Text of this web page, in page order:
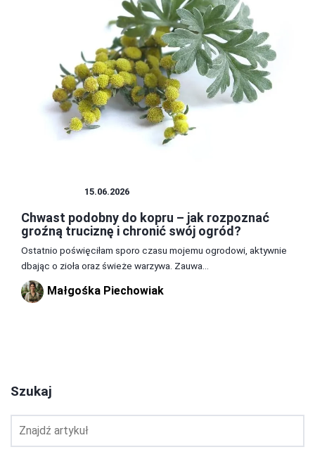
15.06.2026
Chwast podobny do kopru – jak rozpoznać
groźną truciznę i chronić swój ogród?
Ostatnio poświęciłam sporo czasu mojemu ogrodowi, aktywnie
dbając o zioła oraz świeże warzywa. Zauwa...
Małgośka Piechowiak
Szukaj